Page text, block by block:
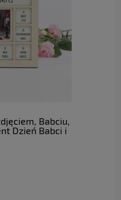
Babciu,
Dzień Babci i